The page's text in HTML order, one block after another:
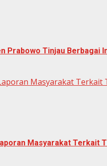
Prabowo Tinjau Berbagai
Masyarakat Terkait
Masyarakat Terkait